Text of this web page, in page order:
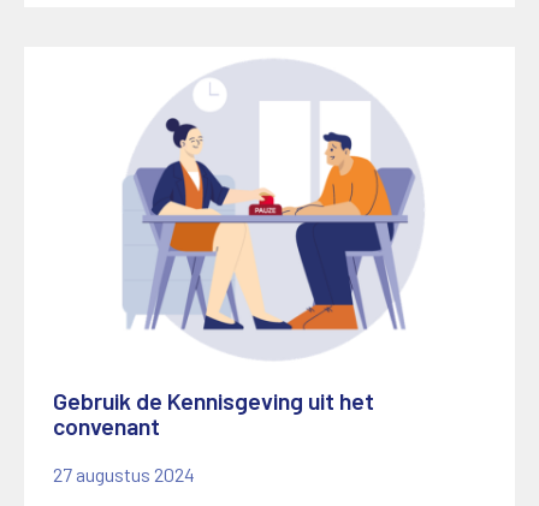
Gebruik de Kennisgeving uit het
convenant
27 augustus 2024